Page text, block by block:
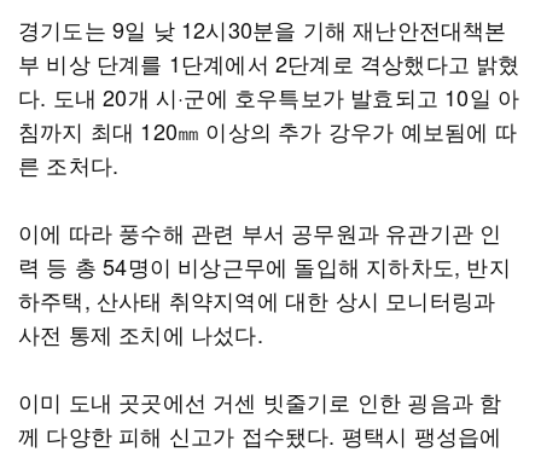
경기도는 9일 낮 12시30분을 기해 재난안전대책본
부 비상 단계를 1단계에서 2단계로 격상했다고 밝혔
다. 도내 20개 시·군에 호우특보가 발효되고 10일 아
침까지 최대 120㎜ 이상의 추가 강우가 예보됨에 따
른 조처다.
이에 따라 풍수해 관련 부서 공무원과 유관기관 인
력 등 총 54명이 비상근무에 돌입해 지하차도, 반지
하주택, 산사태 취약지역에 대한 상시 모니터링과
사전 통제 조치에 나섰다.
이미 도내 곳곳에선 거센 빗줄기로 인한 굉음과 함
께 다양한 피해 신고가 접수됐다. 평택시 팽성읍에